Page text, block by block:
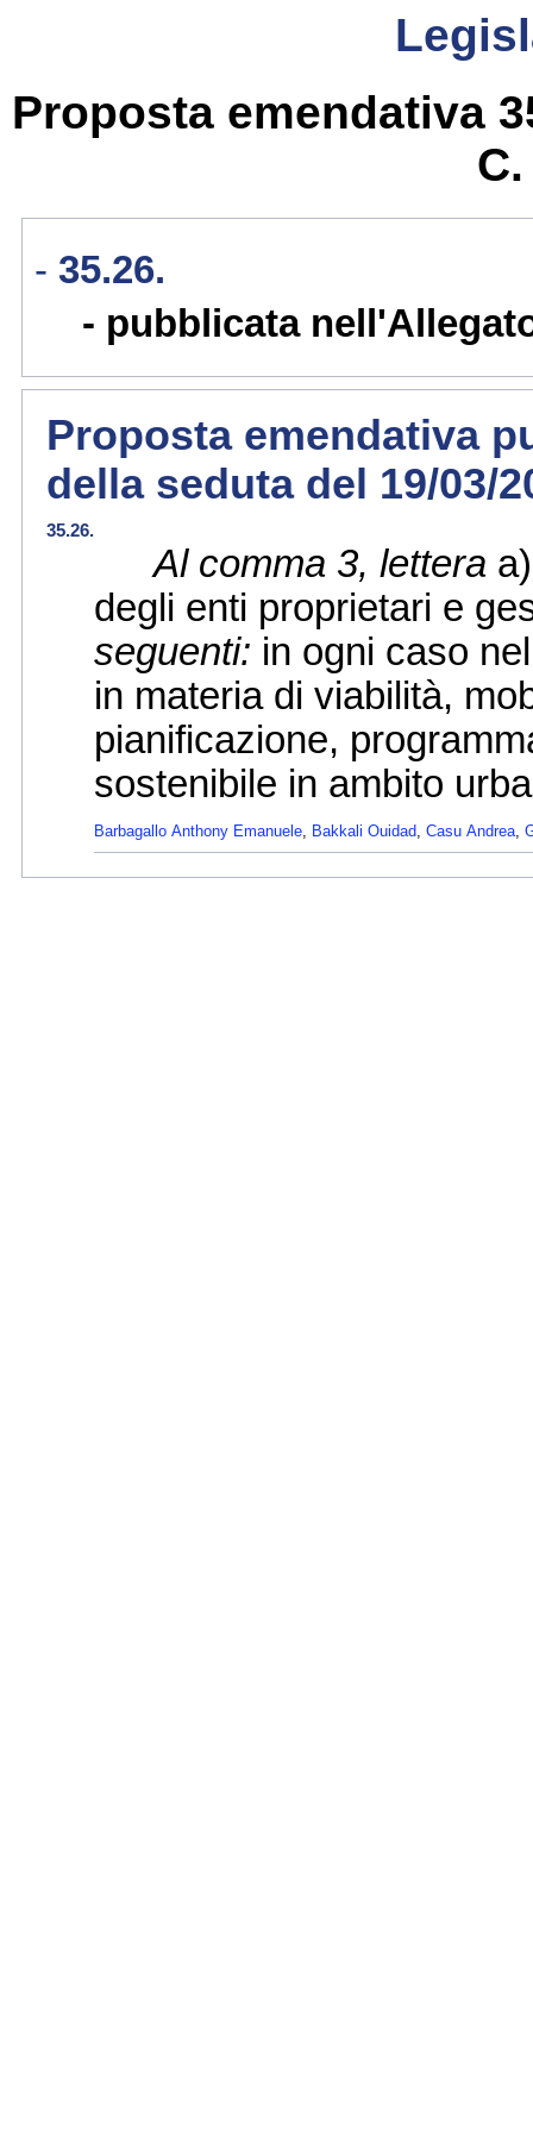
Proposta emendativa
35.26.
pubblicata
Proposta emendativa
della seduta del 19/03/
35.26.
Al comma 3, lettera a)
degli enti proprietari e
seguenti: in ogni caso
in materia di viabilità,
pianificazione,
sostenibile in ambito
Barbagallo Anthony Emanuele Bakkali Ouidad Casu Andrea